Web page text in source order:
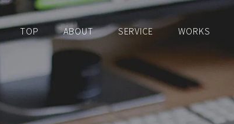
TOP ABOUT SERVICE WORKS